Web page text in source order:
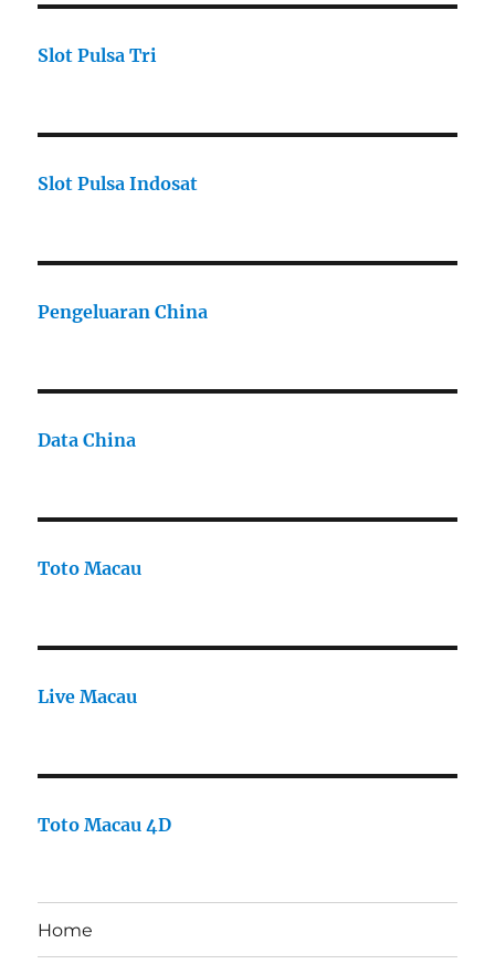
Slot Pulsa Tri
Slot Pulsa Indosat
Pengeluaran China
Data China
Toto Macau
Live Macau
Toto Macau 4D
Home